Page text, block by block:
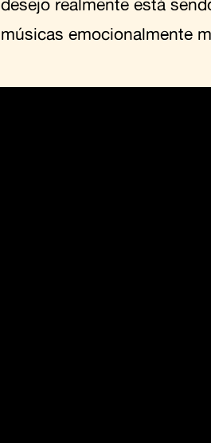
desejo realmente está
músicas emocionalmente